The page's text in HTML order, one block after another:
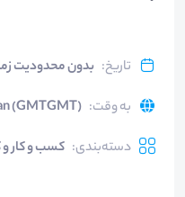
تاریخ: بدون محدودیت
به وقت:
(GMTGMT)
دسته‌بندی: کسب و کار و